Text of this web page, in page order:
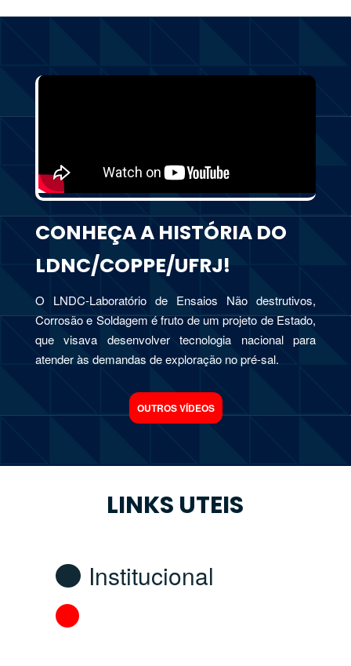
CONHEÇA A HISTÓRIA DO
LDNC/COPPE/UFRJ!
O LNDC-Laboratório de Ensaios Não destrutivos,
Corrosão e Soldagem é fruto de um projeto de Estado,
que visava desenvolver tecnologia nacional para
atender às demandas de exploração no pré-sal.
OUTROS VÍDEOS
LINKS UTEIS
Institucional
Fomento